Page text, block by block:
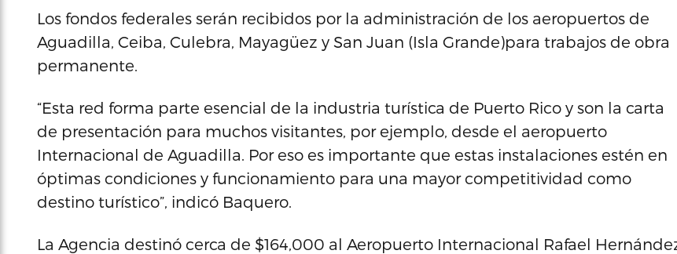
Los fondos federales serán recibidos por la administración de los aeropuertos de
Aguadilla, Ceiba, Culebra, Mayagüez y San Juan (Isla Grande)para trabajos de obra
permanente.
“Esta red forma parte esencial de la industria turística de Puerto Rico y son la carta
de presentación para muchos visitantes, por ejemplo, desde el aeropuerto
Internacional de Aguadilla. Por eso es importante que estas instalaciones estén en
óptimas condiciones y funcionamiento para una mayor competitividad como
destino turístico”, indicó Baquero.
La Agencia destinó cerca de $164,000 al Aeropuerto Internacional Rafael